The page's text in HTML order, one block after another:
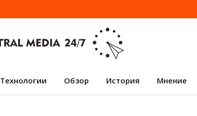
Технологии Обзор История Мнение